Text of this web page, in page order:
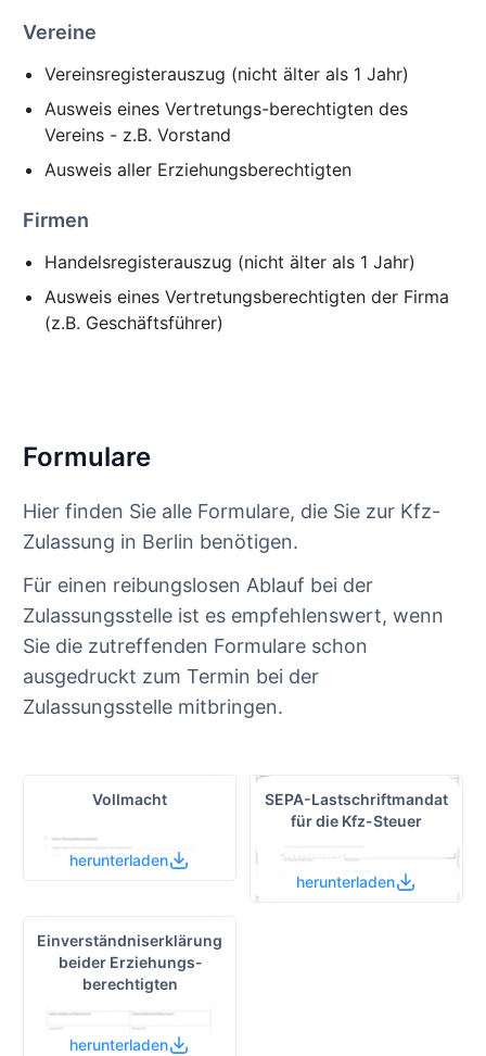
Vereine
Vereinsregisterauszug (nicht älter als 1 Jahr)
Ausweis eines Vertretungs-berechtigten des
Vereins - z.B. Vorstand
Ausweis aller Erziehungsberechtigten
Firmen
Handelsregisterauszug (nicht älter als 1 Jahr)
Ausweis eines Vertretungsberechtigten der Firma
(z.B. Geschäftsführer)
Formulare
Hier finden Sie alle Formulare, die Sie zur Kfz-
Zulassung in Berlin benötigen.
Für einen reibungslosen Ablauf bei der
Zulassungsstelle ist es empfehlenswert, wenn
Sie die zutreffenden Formulare schon
ausgedruckt zum Termin bei der
Zulassungsstelle mitbringen.
Vollmacht
herunterladen
SEPA-Lastschrift­mandat
für die Kfz-Steuer
herunterladen
Einverständnis­erklärung
beider Erziehungs­
berechtigten
herunterladen